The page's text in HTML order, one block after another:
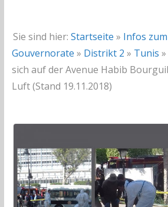
Sie sind hier: Startseite » Infos
Gouvernorate » Distrikt 2 » Tunis »
sich auf der Avenue Habib
Luft (Stand 19.11.2018)